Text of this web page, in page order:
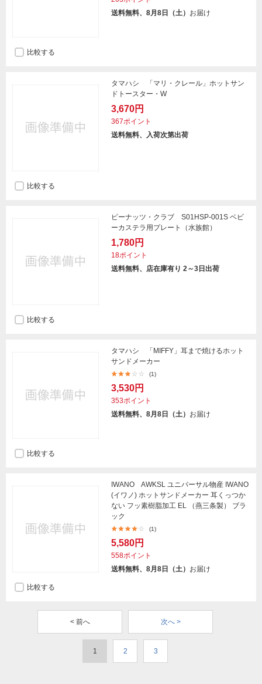
送料無料、8月8日（土） お届け
比較する
タマハシ 「マリ・クレール」ホットサン
ドトースター・W
3,670円
367ポイント
送料無料、入荷次第出荷
比較する
ピーナッツ・クラブ S01HSP-001S ベビ
ーカステラ用プレート（水族館）
1,780円
18ポイント
送料無料、店在庫有り 2～3日出荷
比較する
タマハシ 「MIFFY」耳まで焼けるホット
サンドメーカー
(1)
3,530円
353ポイント
送料無料、8月8日（土） お届け
比較する
IWANO AWKSL ユニバーサル物産 IWANO
(イワノ) ホットサンドメーカー 耳くっつか
ない フッ素樹脂加工 EL （燕三条製） ブラ
ック
(1)
5,580円
558ポイント
送料無料、8月8日（土） お届け
比較する
< 前へ 次へ >
1 2 3